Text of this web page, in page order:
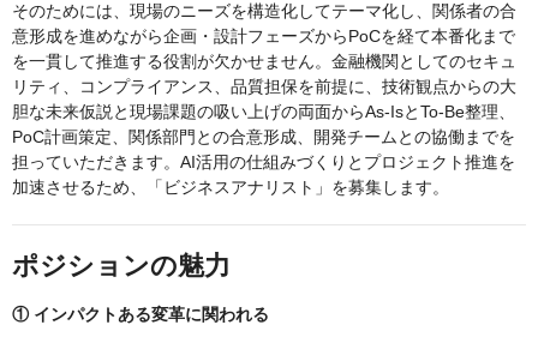
そのためには、現場のニーズを構造化してテーマ化し、関係者の合
意形成を進めながら企画・設計フェーズからPoCを経て本番化まで
を一貫して推進する役割が欠かせません。金融機関としてのセキュ
リティ、コンプライアンス、品質担保を前提に、技術観点からの大
胆な未来仮説と現場課題の吸い上げの両面からAs-IsとTo-Be整理、
PoC計画策定、関係部門との合意形成、開発チームとの協働までを
担っていただきます。AI活用の仕組みづくりとプロジェクト推進を
加速させるため、「ビジネスアナリスト」を募集します。
ポジションの魅力
① インパクトある変革に関われる